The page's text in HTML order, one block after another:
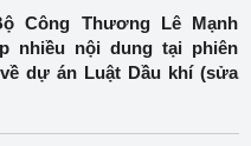
Công Thương Lê Mạnh
nhiều nội dung tại phiên
dự án Luật Dầu khí (sửa